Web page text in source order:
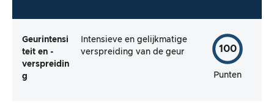
Geurintensi
teit en -
verspreidin
g
Intensieve en gelijkmatige
verspreiding van de geur
100
Punten